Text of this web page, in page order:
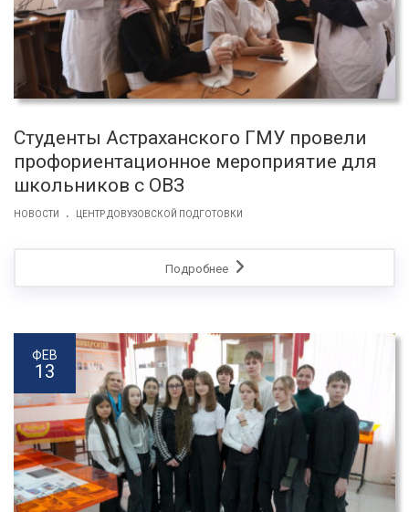
Студенты Астраханского ГМУ провели
профориентационное мероприятие для
школьников с ОВЗ
НОВОСТИ . ЦЕНТР ДОВУЗОВСКОЙ ПОДГОТОВКИ
Подробнее
ФЕВ
13